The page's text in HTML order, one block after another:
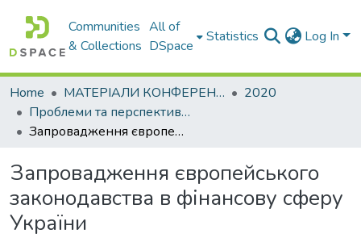
Communities
& Collections
All of
DSpace
Statistics Log In
Home МАТЕРІАЛИ КОНФЕРЕНЦІЙ
2020
Проблеми та перспективи розвитку підприємництва
Запровадження європейського законодавства в фінансову сферу України
Запровадження європейського
законодавства в фінансову сферу
України